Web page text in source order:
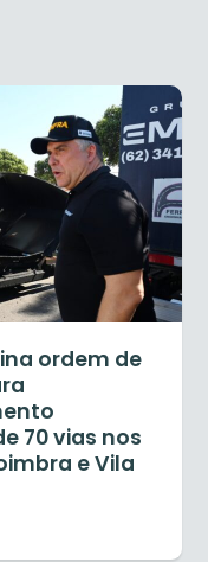
ordem de
70 vias nos
e Vila